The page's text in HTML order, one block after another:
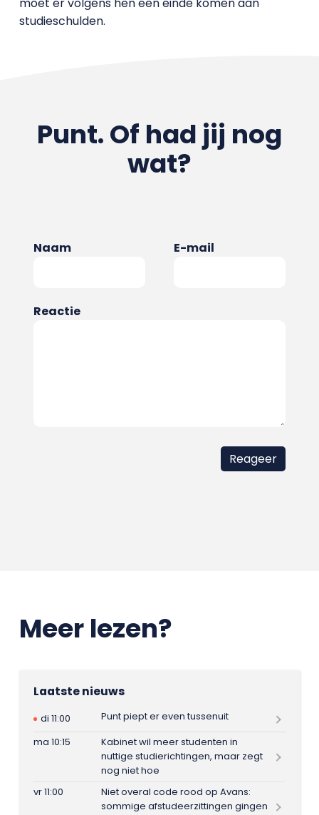
studieschulden.
Punt. Of had jij nog
wat?
Naam E-mail
Reactie
Meer lezen?
Laatste nieuws
di 11:00
Punt piept er even tussenuit
ma 10:15
Kabinet wil meer studenten in
nuttige studierichtingen, maar zegt
nog niet hoe
vr 11:00
Niet overal code rood op Avans:
sommige afstudeerzittingen gingen